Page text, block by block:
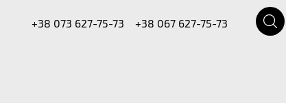
+38 073 627-75-73
+38 067 627-75-73